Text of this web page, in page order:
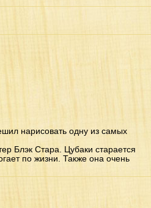
нарисовать одну из самых
Блэк Стара. Цубаки старается
по жизни. Также она очень